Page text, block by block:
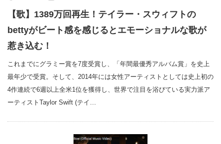
【歌】1389万回再生！テイラー・スウィフトの
bettyがビート感を感じるとエモーショナルな歌が
惹き込む！
これまでにグラミー賞を7度受賞し、「年間最優秀アルバム賞」を史上
最年少で受賞。そして、2014年には女性アーティストとしては史上初の
4作連続で6週以上全米1位を獲得し、世界で注目を浴びている実力派ア
ーティストTaylor Swift (テイ…